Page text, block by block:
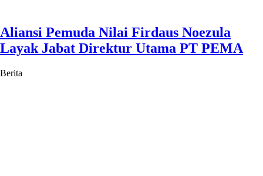
Aliansi Pemuda Nilai Firdaus Noezula
Layak Jabat Direktur Utama PT PEMA
Berita